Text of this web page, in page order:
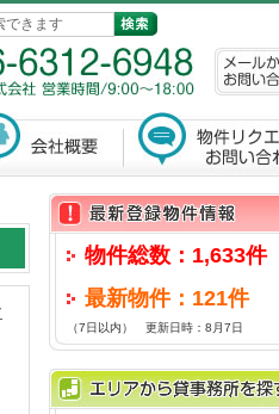
物件総数：1,633件
最新物件：121件
（7日以内） 更新日時：8月7日